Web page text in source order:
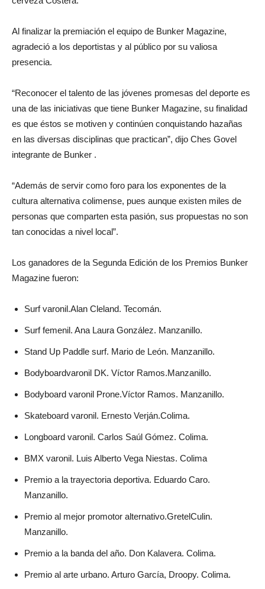
Al finalizar la premiación el equipo de Bunker Magazine,
agradeció a los deportistas y al público por su valiosa
presencia.
“Reconocer el talento de las jóvenes promesas del deporte es
una de las iniciativas que tiene Bunker Magazine, su finalidad
es que éstos se motiven y continúen conquistando hazañas
en las diversas disciplinas que practican”, dijo Ches Govel
integrante de Bunker .
“Además de servir como foro para los exponentes de la
cultura alternativa colimense, pues aunque existen miles de
personas que comparten esta pasión, sus propuestas no son
tan conocidas a nivel local”.
Los ganadores de la Segunda Edición de los Premios Bunker
Magazine fueron:
Surf varonil.Alan Cleland. Tecomán.
Surf femenil. Ana Laura González. Manzanillo.
Stand Up Paddle surf. Mario de León. Manzanillo.
Bodyboardvaronil DK. Víctor Ramos.Manzanillo.
Bodyboard varonil Prone.Víctor Ramos. Manzanillo.
Skateboard varonil. Ernesto Verján.Colima.
Longboard varonil. Carlos Saúl Gómez. Colima.
BMX varonil. Luis Alberto Vega Niestas. Colima
Premio a la trayectoria deportiva. Eduardo Caro.
Manzanillo.
Premio al mejor promotor alternativo.GretelCulin.
Manzanillo.
Premio a la banda del año. Don Kalavera. Colima.
Premio al arte urbano. Arturo García, Droopy. Colima.